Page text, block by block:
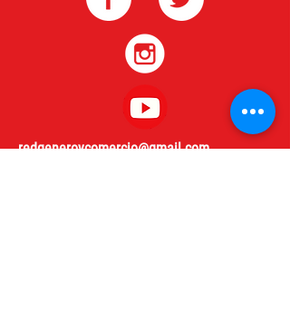
redgeneroycomercio@gmail.com